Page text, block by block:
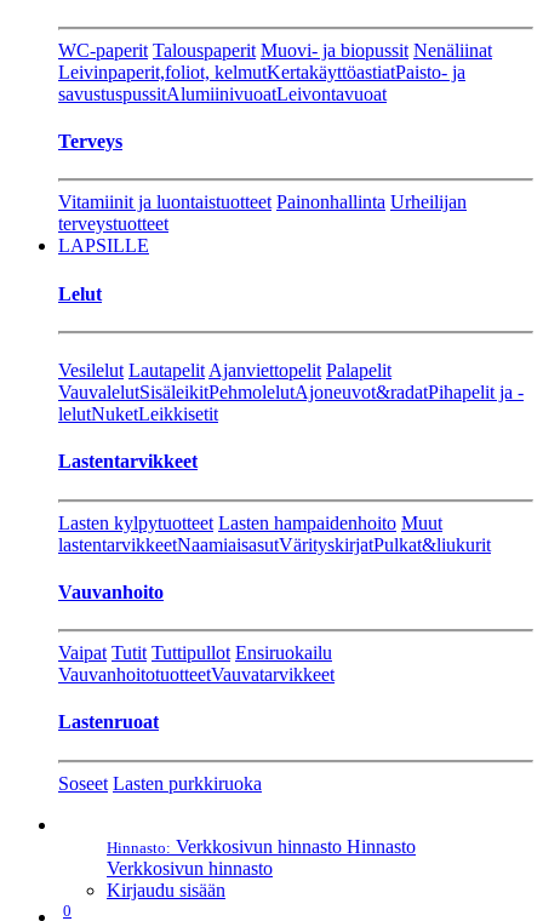
WC-paperit Talouspaperit Muovi- ja biopussit Nenäliinat
Leivinpaperit,foliot, kelmutKertakäyttöastiatPaisto- ja
savustuspussitAlumiinivuoatLeivontavuoat
Terveys
Vitamiinit ja luontaistuotteet Painonhallinta Urheilijan
terveystuotteet
LAPSILLE
Lelut
Vesilelut Lautapelit Ajanviettopelit Palapelit
VauvalelutSisäleikitPehmolelutAjoneuvot&radatPihapelit ja -
lelutNuketLeikkisetit
Lastentarvikkeet
Lasten kylpytuotteet Lasten hampaidenhoito Muut
lastentarvikkeetNaamiaisasutVärityskirjatPulkat&liukurit
Vauvanhoito
Vaipat Tutit Tuttipullot Ensiruokailu
VauvanhoitotuotteetVauvatarvikkeet
Lastenruoat
Soseet Lasten purkkiruoka
Hinnasto: Verkkosivun hinnasto Hinnasto
Verkkosivun hinnasto
Kirjaudu sisään
0